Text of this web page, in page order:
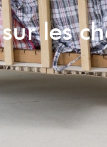
les